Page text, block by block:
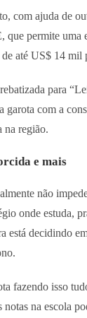
com ajuda de
permite uma
até US$ 14 mil
para
garota com a
na região.
e mais
não
onde estuda,
está decidindo
fazendo isso
notas na escola